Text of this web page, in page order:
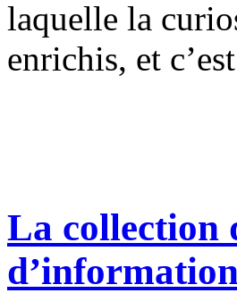
laquelle la
enrichis, et
La collection